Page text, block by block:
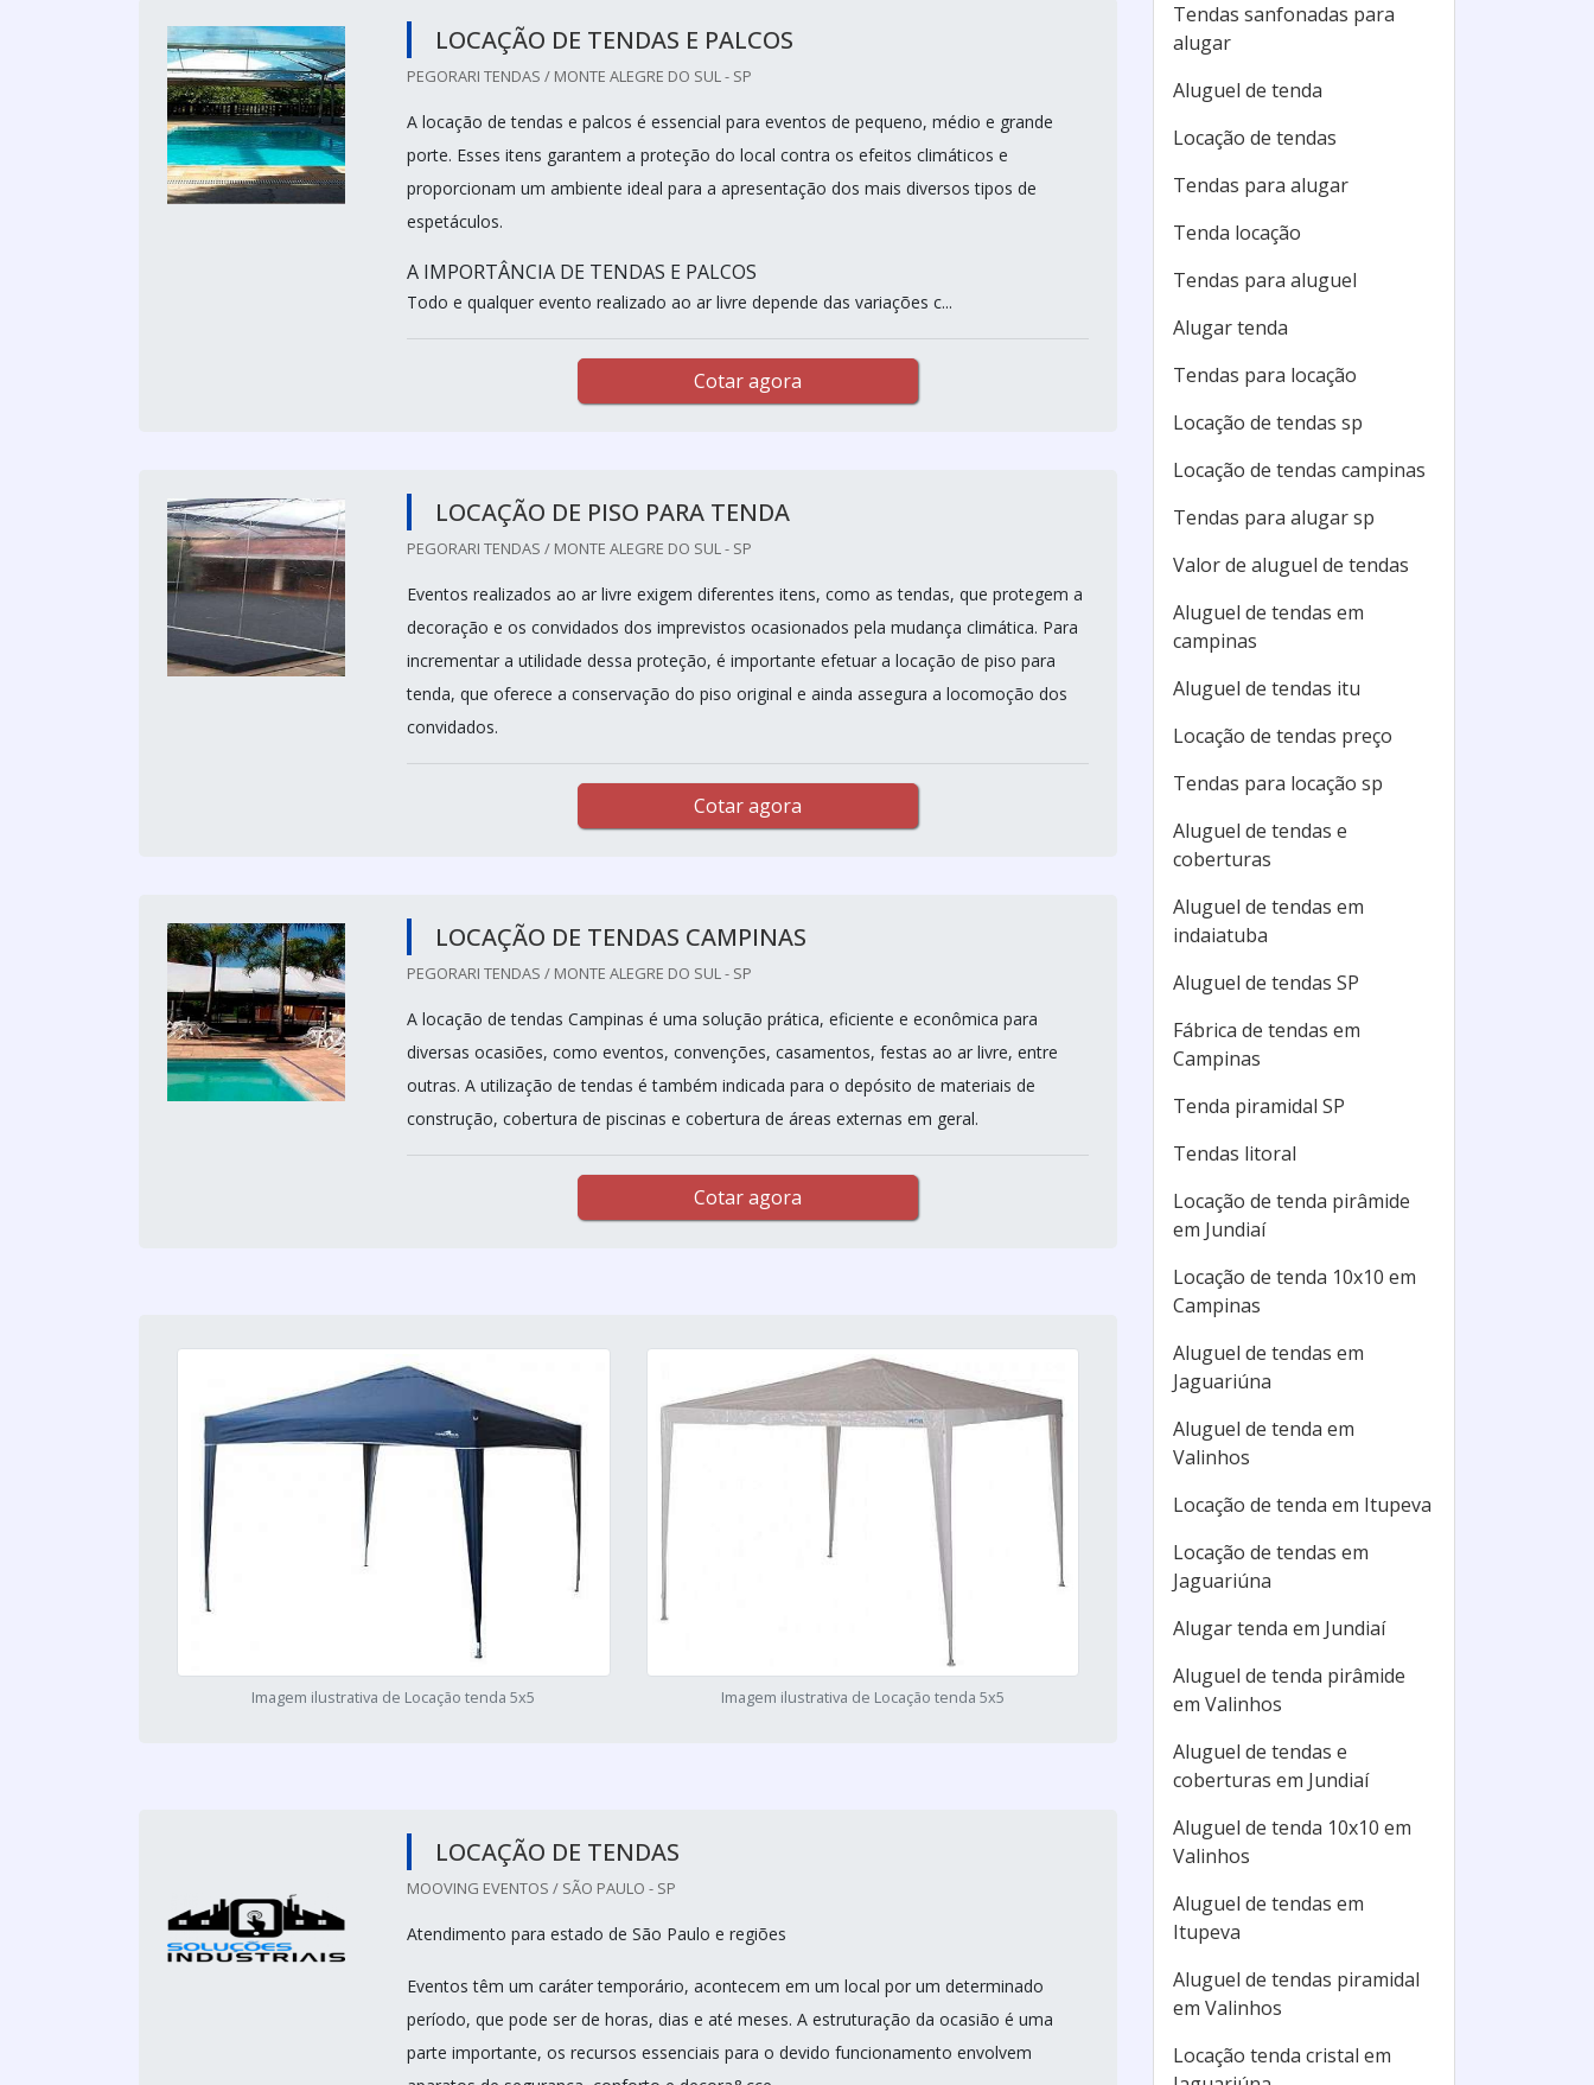
LOCAÇÃO DE TENDAS E PALCOS
PEGORARI TENDAS / MONTE ALEGRE DO SUL - SP
A locação de tendas e palcos é essencial para eventos de pequeno, médio e grande
porte. Esses itens garantem a proteção do local contra os efeitos climáticos e
proporcionam um ambiente ideal para a apresentação dos mais diversos tipos de
espetáculos.
A IMPORTÂNCIA DE TENDAS E PALCOS
Todo e qualquer evento realizado ao ar livre depende das variações c...
Cotar agora
LOCAÇÃO DE PISO PARA TENDA
PEGORARI TENDAS / MONTE ALEGRE DO SUL - SP
Eventos realizados ao ar livre exigem diferentes itens, como as tendas, que protegem a
decoração e os convidados dos imprevistos ocasionados pela mudança climática. Para
incrementar a utilidade dessa proteção, é importante efetuar a locação de piso para
tenda, que oferece a conservação do piso original e ainda assegura a locomoção dos
convidados.
Cotar agora
LOCAÇÃO DE TENDAS CAMPINAS
PEGORARI TENDAS / MONTE ALEGRE DO SUL - SP
A locação de tendas Campinas é uma solução prática, eficiente e econômica para
diversas ocasiões, como eventos, convenções, casamentos, festas ao ar livre, entre
outras. A utilização de tendas é também indicada para o depósito de materiais de
construção, cobertura de piscinas e cobertura de áreas externas em geral.
Cotar agora
Imagem ilustrativa de Locação tenda 5x5 Imagem ilustrativa de Locação tenda 5x5
LOCAÇÃO DE TENDAS
MOOVING EVENTOS / SÃO PAULO - SP
Atendimento para estado de São Paulo e regiões
Eventos têm um caráter temporário, acontecem em um local por um determinado
período, que pode ser de horas, dias e até meses. A estruturação da ocasião é uma
parte importante, os recursos essenciais para o devido funcionamento envolvem
Tendas sanfonadas para
alugar
Aluguel de tenda
Locação de tendas
Tendas para alugar
Tenda locação
Tendas para aluguel
Alugar tenda
Tendas para locação
Locação de tendas sp
Locação de tendas campinas
Tendas para alugar sp
Valor de aluguel de tendas
Aluguel de tendas em
campinas
Aluguel de tendas itu
Locação de tendas preço
Tendas para locação sp
Aluguel de tendas e
coberturas
Aluguel de tendas em
indaiatuba
Aluguel de tendas SP
Fábrica de tendas em
Campinas
Tenda piramidal SP
Tendas litoral
Locação de tenda pirâmide
em Jundiaí
Locação de tenda 10x10 em
Campinas
Aluguel de tendas em
Jaguariúna
Aluguel de tenda em
Valinhos
Locação de tenda em Itupeva
Locação de tendas em
Jaguariúna
Alugar tenda em Jundiaí
Aluguel de tenda pirâmide
em Valinhos
Aluguel de tendas e
coberturas em Jundiaí
Aluguel de tenda 10x10 em
Valinhos
Aluguel de tendas em
Itupeva
Aluguel de tendas piramidal
em Valinhos
Locação tenda cristal em